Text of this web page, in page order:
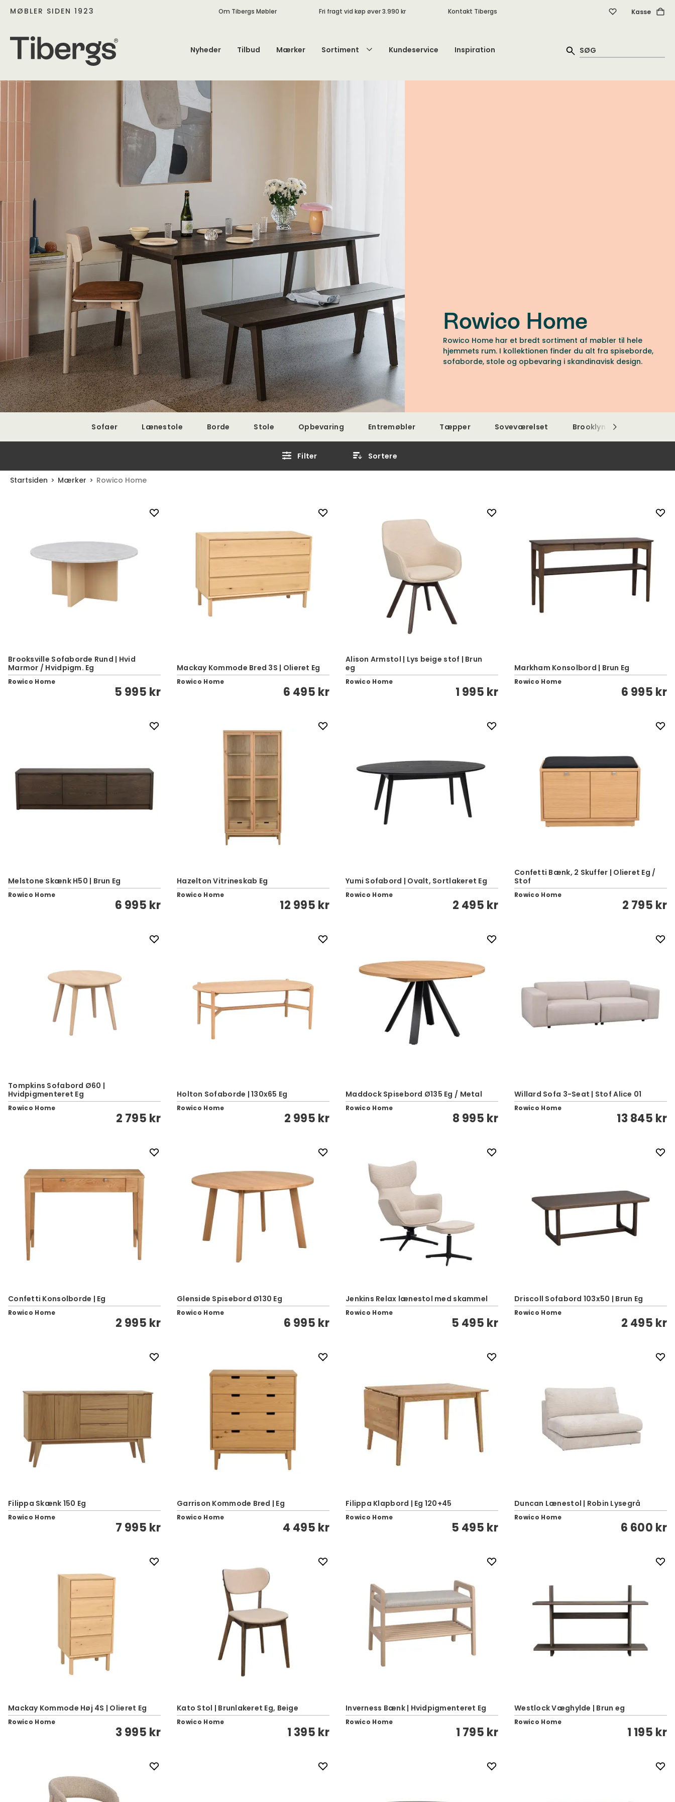
MØBLER SIDEN 1923 Om Tibergs Møbler Fri fragt vid køp øver 3.990 kr Kontakt Tibergs Kasse
Nyheder Tilbud Mærker Sortiment Kundeservice Inspiration
Rowico Home
Rowico Home har et bredt sortiment af møbler til hele
hjemmets rum. I kollektionen finder du alt fra spiseborde,
sofaborde, stole og opbevaring i skandinavisk design.
Sofaer Lænestole Borde Stole Opbevaring Entremøbler Tæpper Soveværelset Brooklyn
Filter Sortere
Startsiden Mærker Rowico Home
Brooksville Sofaborde Rund | Hvid
Marmor / Hvidpigm. Eg
Rowico Home
5 995 kr
Mackay Kommode Bred 3S | Olieret Eg
Rowico Home
6 495 kr
Alison Armstol | Lys beige stof | Brun
eg
Rowico Home
1 995 kr
Markham Konsolbord | Brun Eg
Rowico Home
6 995 kr
Melstone Skænk H50 | Brun Eg
Rowico Home
6 995 kr
Hazelton Vitrineskab Eg
Rowico Home
12 995 kr
Yumi Sofabord | Ovalt, Sortlakeret Eg
Rowico Home
2 495 kr
Confetti Bænk, 2 Skuffer | Olieret Eg /
Stof
Rowico Home
2 795 kr
Tompkins Sofabord Ø60 |
Hvidpigmenteret Eg
Rowico Home
2 795 kr
Holton Sofaborde | 130x65 Eg
Rowico Home
2 995 kr
Maddock Spisebord Ø135 Eg / Metal
Rowico Home
8 995 kr
Willard Sofa 3-Seat | Stof Alice 01
Rowico Home
13 845 kr
Confetti Konsolborde | Eg
Rowico Home
2 995 kr
Glenside Spisebord Ø130 Eg
Rowico Home
6 995 kr
Jenkins Relax lænestol med skammel
Rowico Home
5 495 kr
Driscoll Sofabord 103x50 | Brun Eg
Rowico Home
2 495 kr
Filippa Skænk 150 Eg
Rowico Home
7 995 kr
Garrison Kommode Bred | Eg
Rowico Home
4 495 kr
Filippa Klapbord | Eg 120+45
Rowico Home
5 495 kr
Duncan Lænestol | Robin Lysegrå
Rowico Home
6 600 kr
Mackay Kommode Høj 4S | Olieret Eg
Rowico Home
3 995 kr
Kato Stol | Brunlakeret Eg, Beige
Rowico Home
1 395 kr
Inverness Bænk | Hvidpigmenteret Eg
Rowico Home
1 795 kr
Westlock Væghylde | Brun eg
Rowico Home
1 195 kr